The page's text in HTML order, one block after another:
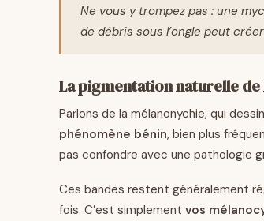
Ne vous y trompez pas : une
de débris sous l’ongle peut
La pigmentation naturelle de
Parlons de la mélanonychie, qui
phénomène bénin, bien plus
pas confondre avec une pathologie
Ces bandes restent généralement
fois. C’est simplement vos